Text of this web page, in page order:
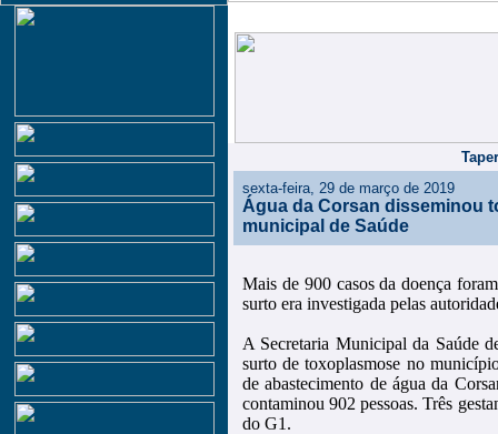
sexta-feira, 29 de março de 2019
Água da Corsan disseminou
municipal de Saúde
Mais de 900 casos da doença
surto era investigada pelas
A Secretaria Municipal da Saúde
surto de toxoplasmose no
de abastecimento de água da
contaminou 902 pessoas. Três
do G1.